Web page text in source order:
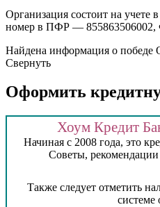
Организация состоит на
номер в ПФР —
Найдена информация о победе
Свернуть
Оформить
Хоум Кредит
Начиная с 2008 года, это
Советы,
Также следует отметить
системе